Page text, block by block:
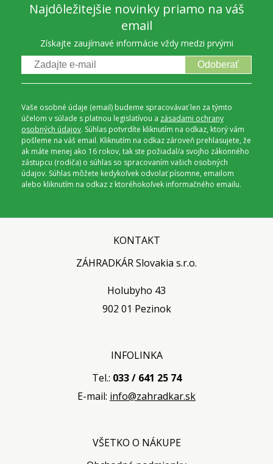
Najdôležitejšie novinky priamo na váš
email
Získajte zaujímavé informácie vždy medzi prvými
Odoberať
Vaše osobné údaje (email) budeme spracovávať len za týmto
účelom v súlade s platnou legislatívou a zásadami ochrany
osobných údajov. Súhlas potvrdíte kliknutím na odkaz, ktorý vám
pošleme na váš email. Kliknutím na odkaz zároveň prehlasujete, že
ak máte menej ako 16 rokov, tak ste požiadal/a svojho zákonného
zástupcu (rodiča) o súhlas so spracovaním vašich osobných
údajov. Súhlas môžete kedykoľvek odvolať písomne, emailom
alebo kliknutím na odkaz z ktoréhokoľvek informačného emailu.
KONTAKT
ZÁHRADKÁR Slovakia s.r.o.
Holubyho 43
902 01 Pezinok
INFOLINKA
Tel.: 033 / 641 25 74
E-mail: info@zahradkar.sk
VŠETKO O NÁKUPE